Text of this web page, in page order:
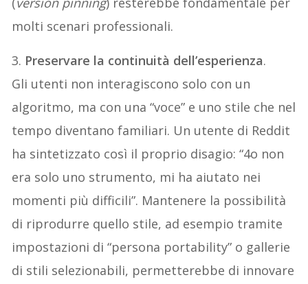
molti scenari professionali.
3. Preservare la continuità dell’esperienza.
Gli utenti non interagiscono solo con un
algoritmo, ma con una “voce” e uno stile che nel
tempo diventano familiari. Un utente di Reddit
ha sintetizzato così il proprio disagio: “4o non
era solo uno strumento, mi ha aiutato nei
momenti più difficili”. Mantenere la possibilità
di riprodurre quello stile, ad esempio tramite
impostazioni di “persona portability” o gallerie
di stili selezionabili, permetterebbe di innovare